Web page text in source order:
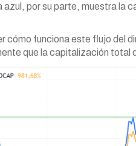
azul, por su parte, muestra la
funciona este flujo del
que la capitalización total